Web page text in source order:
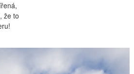
že to